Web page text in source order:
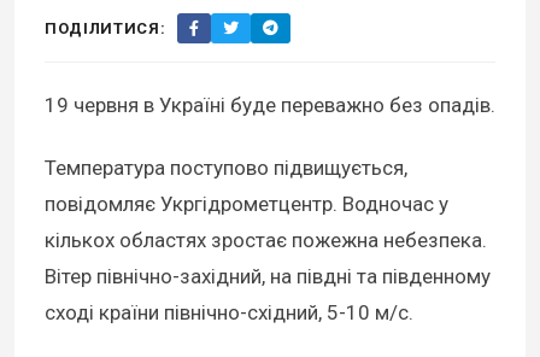
ПОДІЛИТИСЯ:
19 червня в Україні буде переважно без опадів.
Температура поступово підвищується,
повідомляє Укргідрометцентр. Водночас у
кількох областях зростає пожежна небезпека.
Вітер північно-західний, на півдні та південному
сході країни північно-східний, 5-10 м/с.